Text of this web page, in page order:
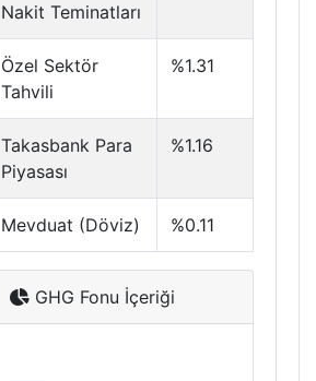
Nakit Teminatları
Özel Sektör
Tahvili
%1.31
Takasbank Para
Piyasası
%1.16
Mevduat (Döviz) %0.11
GHG Fonu İçeriği